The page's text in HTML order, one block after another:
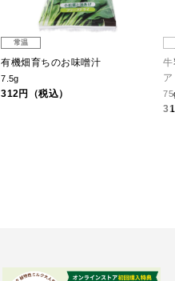
常温
有機畑育ちのお味噌汁
7.5g
312円（税込）